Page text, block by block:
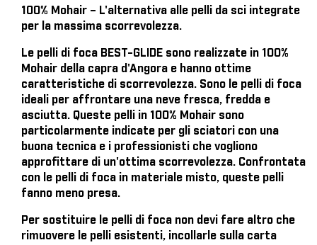
100% Mohair – L'alternativa alle pelli da sci integrate
per la massima scorrevolezza.
Le pelli di foca BEST-GLIDE sono realizzate in 100%
Mohair della capra d'Angora e hanno ottime
caratteristiche di scorrevolezza. Sono le pelli di foca
ideali per affrontare una neve fresca, fredda e
asciutta. Queste pelli in 100% Mohair sono
particolarmente indicate per gli sciatori con una
buona tecnica e i professionisti che vogliono
approfittare di un'ottima scorrevolezza. Confrontata
con le pelli di foca in materiale misto, queste pelli
fanno meno presa.
Per sostituire le pelli di foca non devi fare altro che
rimuovere le pelli esistenti, incollarle sulla carta